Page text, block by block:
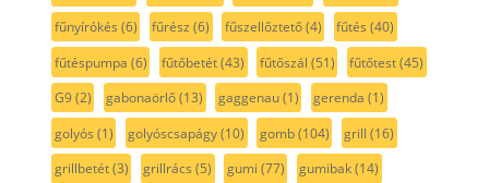
fűnyírókés (6) fűrész (6) fűszellőztető(4) fűtés (40)
fűtéspumpa (6) fűtőbetét(43) fűtőszál (51) fűtőtest(45)
G9(2) gabonaörlő(13) gaggenau(1) gerenda (1)
golyós (1) golyóscsapágy(10) gomb(104) grill (16)
grillbetét(3) grillrács (5) gumi (77) gumibak(14)